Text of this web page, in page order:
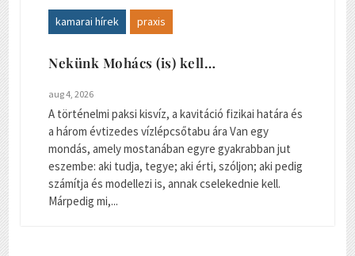
kamarai hírek praxis
Nekünk Mohács (is) kell…
aug 4, 2026
A történelmi paksi kisvíz, a kavitáció fizikai határa és
a három évtizedes vízlépcsőtabu ára Van egy
mondás, amely mostanában egyre gyakrabban jut
eszembe: aki tudja, tegye; aki érti, szóljon; aki pedig
számítja és modellezi is, annak cselekednie kell.
Márpedig mi,...